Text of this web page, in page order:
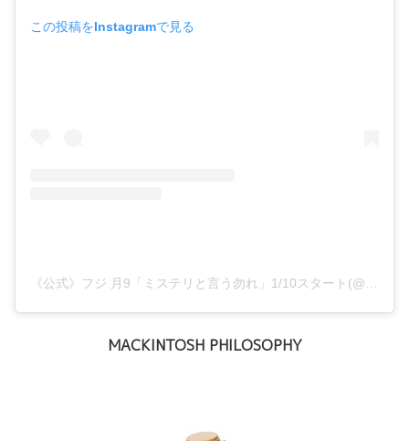
この投稿をInstagramで見る
MACKINTOSH PHILOSOPHY